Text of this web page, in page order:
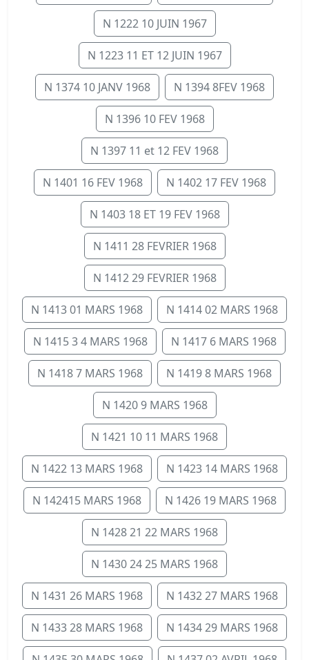
N 1222 10 JUIN 1967
N 1223 11 ET 12 JUIN 1967
N 1374 10 JANV 1968 N 1394 8FEV 1968
N 1396 10 FEV 1968
N 1397 11 et 12 FEV 1968
N 1401 16 FEV 1968 N 1402 17 FEV 1968
N 1403 18 ET 19 FEV 1968
N 1411 28 FEVRIER 1968
N 1412 29 FEVRIER 1968
N 1413 01 MARS 1968 N 1414 02 MARS 1968
N 1415 3 4 MARS 1968 N 1417 6 MARS 1968
N 1418 7 MARS 1968 N 1419 8 MARS 1968
N 1420 9 MARS 1968
N 1421 10 11 MARS 1968
N 1422 13 MARS 1968 N 1423 14 MARS 1968
N 142415 MARS 1968 N 1426 19 MARS 1968
N 1428 21 22 MARS 1968
N 1430 24 25 MARS 1968
N 1431 26 MARS 1968 N 1432 27 MARS 1968
N 1433 28 MARS 1968 N 1434 29 MARS 1968